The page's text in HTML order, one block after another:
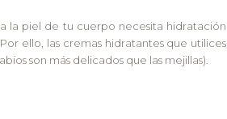
la piel de tu cuerpo necesita hidratación
ello, las cremas hidratantes que utilices
son más delicados que las mejillas).